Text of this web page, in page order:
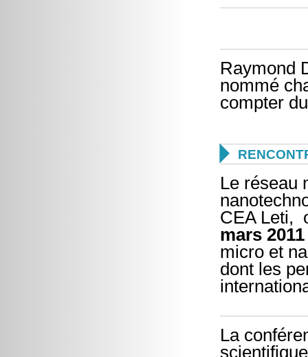
Raymond
nommé
compter du

Le réseau
CEA Leti,
mars 2011
micro et
dont les
La